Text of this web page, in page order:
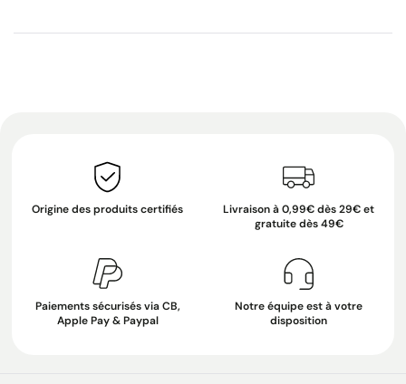
Origine des produits certifiés
Livraison à 0,99€ dès 29€ et
gratuite dès 49€
Paiements sécurisés via CB,
Apple Pay & Paypal
Notre équipe est à votre
disposition